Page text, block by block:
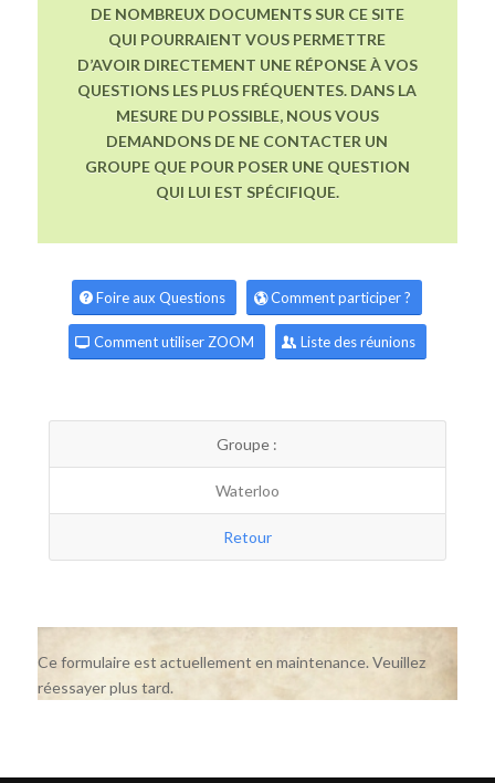
DE NOMBREUX DOCUMENTS SUR CE SITE
QUI POURRAIENT VOUS PERMETTRE
D’AVOIR DIRECTEMENT UNE RÉPONSE À VOS
QUESTIONS LES PLUS FRÉQUENTES. DANS LA
MESURE DU POSSIBLE, NOUS VOUS
DEMANDONS DE NE CONTACTER UN
GROUPE QUE POUR POSER UNE QUESTION
QUI LUI EST SPÉCIFIQUE.
Foire aux Questions Comment participer ?
Comment utiliser ZOOM Liste des réunions
Groupe :
Waterloo
Retour
Ce formulaire est actuellement en maintenance. Veuillez
réessayer plus tard.